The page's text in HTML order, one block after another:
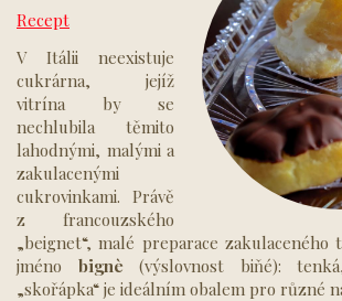
Recept
V Itálii neexistuje
cukrárna, jejíž
vitrína by se
nechlubila těmito
lahodnými, malými a
zakulacenými
cukrovinkami. Právě
z francouzského
„beignet“, malé preparace zakulaceného
jméno bignè (výslovnost biňé):
„skořápka“ je ideálním obalem pro různé